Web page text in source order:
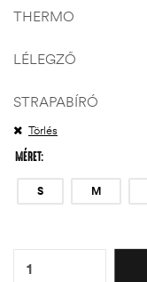
THERMO
LÉLEGZŐ
STRAPABÍRÓ
MÉRET
S M
Törlés